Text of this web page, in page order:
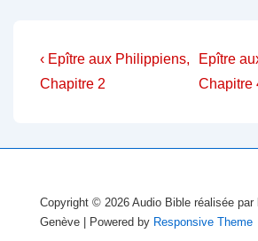
Navigation
de
Previous
Post
‹ Epître aux Philippiens,
Chapitre 2
Next
Post
Epître
Chapitre
Copyright © 2026 Audio Bible réalisée
Genève
| Powered by Responsive Theme